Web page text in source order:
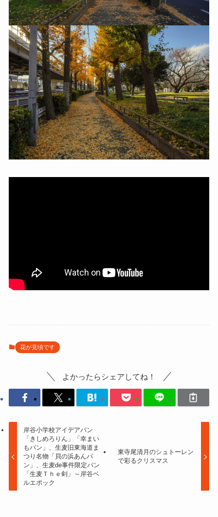
花が見頃です
よかったらシェアしてね！
岸谷小学校アイデアパン
「きしめろりん」「幸まい
もパン」、生麦旧東海道ま
つり名物「貝の浜あんパ
ン」、生麦de事件限定パン
「生麦Ｔｈｅ剣」～岸谷ベ
ルエポック
東寺尾清月のシュトーレン
で彩るクリスマス